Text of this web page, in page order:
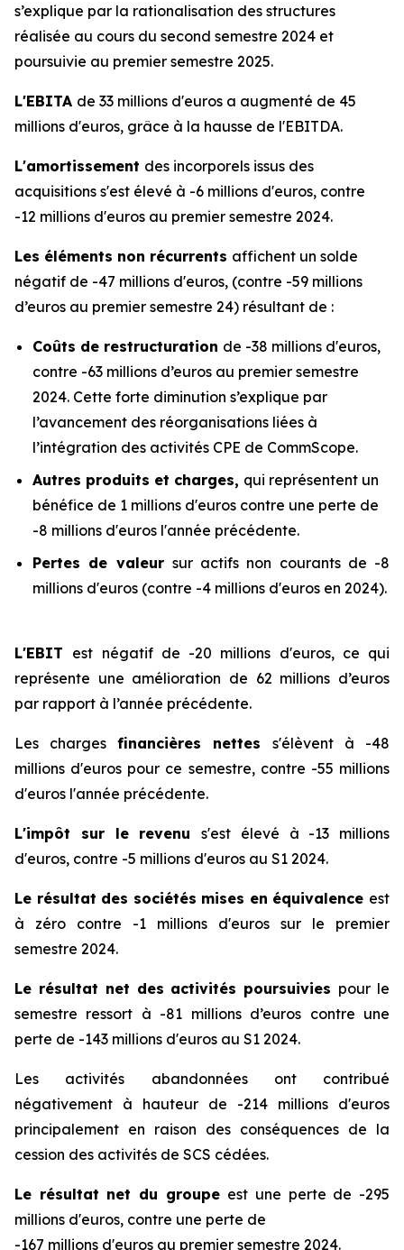
s’explique par la rationalisation des structures
réalisée au cours du second semestre 2024 et
poursuivie au premier semestre 2025.
L'EBITA de 33 millions d'euros a augmenté de 45
millions d'euros, grâce à la hausse de l'EBITDA.
L'amortissement des incorporels issus des
acquisitions s'est élevé à -6 millions d'euros, contre
-12 millions d'euros au premier semestre 2024.
Les éléments non récurrents affichent un solde
négatif de -47 millions d'euros, (contre -59 millions
d’euros au premier semestre 24) résultant de :
Coûts de restructuration de -38 millions d'euros,
contre -63 millions d’euros au premier semestre
2024. Cette forte diminution s’explique par
l’avancement des réorganisations liées à
l’intégration des activités CPE de CommScope.
Autres produits et charges, qui représentent un
bénéfice de 1 millions d'euros contre une perte de
-8 millions d'euros l'année précédente.
Pertes de valeur sur actifs non courants de -8
millions d'euros (contre -4 millions d'euros en 2024).
L'EBIT est négatif de -20 millions d'euros, ce qui
représente une amélioration de 62 millions d’euros
par rapport à l’année précédente.
Les charges financières nettes s'élèvent à -48
millions d'euros pour ce semestre, contre -55 millions
d'euros l'année précédente.
L'impôt sur le revenu s'est élevé à -13 millions
d'euros, contre -5 millions d'euros au S1 2024.
Le résultat des sociétés mises en équivalence est
à zéro contre -1 millions d'euros sur le premier
semestre 2024.
Le résultat net des activités poursuivies pour le
semestre ressort à -81 millions d’euros contre une
perte de -143 millions d'euros au S1 2024.
Les activités abandonnées ont contribué
négativement à hauteur de -214 millions d'euros
principalement en raison des conséquences de la
cession des activités de SCS cédées.
Le résultat net du groupe est une perte de -295
millions d'euros, contre une perte de
-167 millions d'euros au premier semestre 2024.